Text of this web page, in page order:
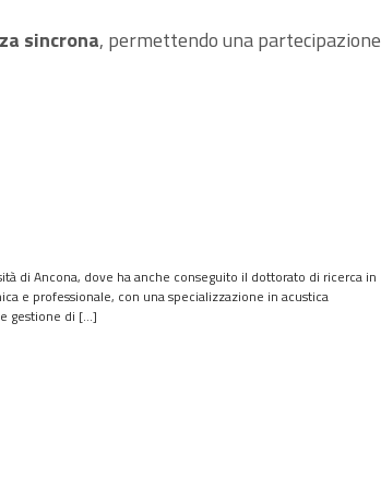
sincrona, permettendo una partecipazione
di Ancona, dove ha anche conseguito il dottorato di ricerca in
e professionale, con una specializzazione in acustica
gestione di […]